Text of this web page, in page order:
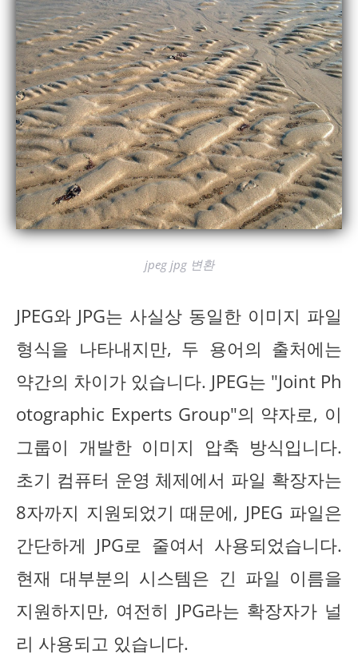
jpeg jpg 변환
JPEG와 JPG는 사실상 동일한 이미지 파일
형식을 나타내지만, 두 용어의 출처에는
약간의 차이가 있습니다. JPEG는 "Joint Ph
otographic Experts Group"의 약자로, 이
그룹이 개발한 이미지 압축 방식입니다.
초기 컴퓨터 운영 체제에서 파일 확장자는
8자까지 지원되었기 때문에, JPEG 파일은
간단하게 JPG로 줄여서 사용되었습니다.
현재 대부분의 시스템은 긴 파일 이름을
지원하지만, 여전히 JPG라는 확장자가 널
리 사용되고 있습니다.